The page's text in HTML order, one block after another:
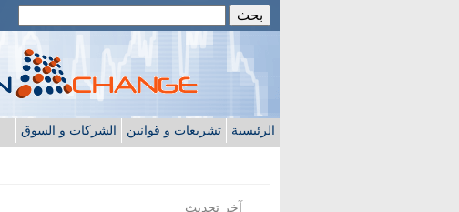
الرئيسية تشريعات و قوانين الشركات و السوق
آخر تحديث